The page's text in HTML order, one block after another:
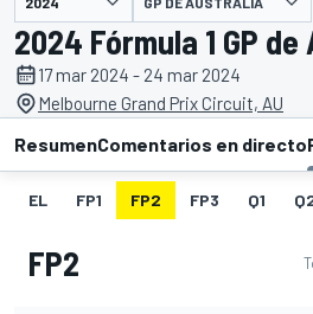
presentado por
2024 Fórmula 1 GP
17 mar 2024 - 24 mar 2024
Melbourne Grand Prix Circuit, AU
ResumenComentarios en directo
EL FP1 FP2 FP3 Q1
FP2